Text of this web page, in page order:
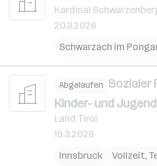
Kardinal
20.3.2026
Schwarzach im
Abgelaufen Sozialer
Kinder- und
Land Tirol
19.3.2026
Innsbruck
Vollzeit,